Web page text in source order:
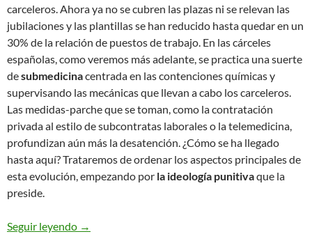
carceleros. Ahora ya no se cubren las plazas ni se relevan las
jubilaciones y las plantillas se han reducido hasta quedar en un
30% de la relación de puestos de trabajo. En las cárceles
españolas, como veremos más adelante, se practica una suerte
desubmedicinacentrada en las contenciones químicas y
supervisando las mecánicas que llevan a cabo los carceleros.
Las medidas-parche que se toman, como la contratación
privada al estilo de subcontratas laborales o la telemedicina,
profundizan aún más la desatención. ¿Cómo se ha llegado
hasta aquí? Trataremos de ordenar los aspectos principales de
esta evolución, empezando por la ideología punitivaque la
preside.
Seguir leyendo Apuntes sobre salud y cárcel
→